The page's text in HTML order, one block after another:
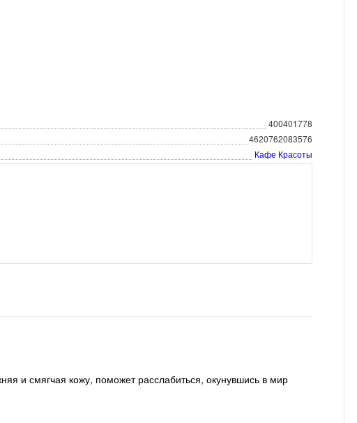
400401778
4620762083576
Кафе Красоты
и смягчая кожу, поможет расслабиться, окунувшись в мир